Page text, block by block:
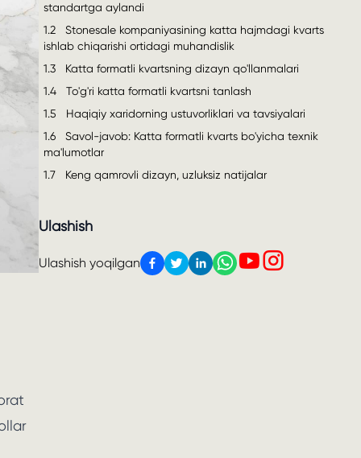
standartga aylandi
1.2
Stonesale kompaniyasining katta hajmdagi kvarts
ishlab chiqarishi ortidagi muhandislik
1.3
Katta formatli kvartsning dizayn qo'llanmalari
1.4
To'g'ri katta formatli kvartsni tanlash
1.5
Haqiqiy xaridorning ustuvorliklari va tavsiyalari
1.6
Savol-javob: Katta formatli kvarts bo'yicha texnik
ma'lumotlar
1.7
Keng qamrovli dizayn, uzluksiz natijalar
Ulashish
Ulashish yoqilgan